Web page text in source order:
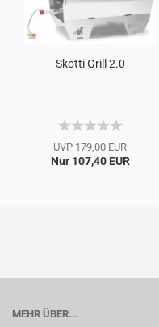
Skotti Grill 2.0
UVP 179,00 EUR
Nur 107,40 EUR
MEHR ÜBER...